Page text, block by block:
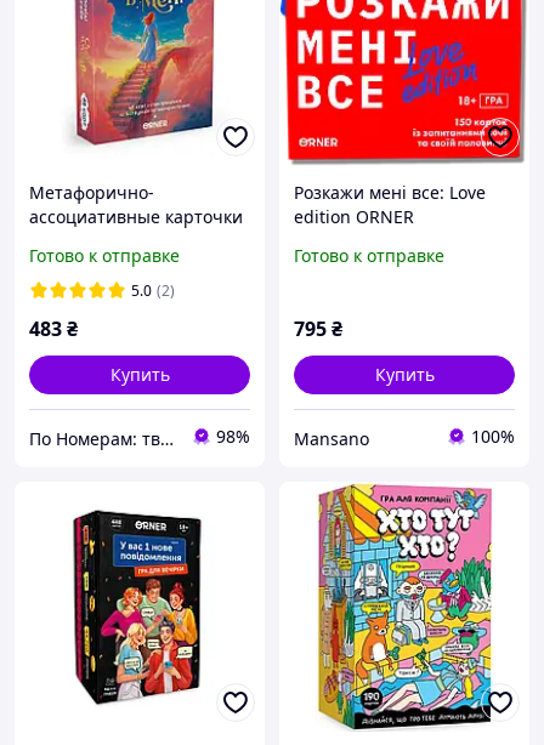
Метафорично-
ассоциативные карточки
48 карточек, инструкция
!|PNB|!
Готово к отправке
5.0 (2)
483₴
Купить
По Номерам: творчество, книги, игры и кофе 98%
Розкажи мені все: Love
edition ORNER
Готово к отправке
795₴
Купить
Mansano 100%